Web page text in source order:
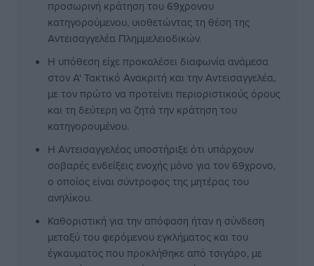
προσωρινή κράτηση του 69χρονου
κατηγορούμενου, υιοθετώντας τη θέση της
Αντεισαγγελέα Πλημμελειοδικών.
Η υπόθεση είχε προκαλέσει διαφωνία ανάμεσα
στον Α' Τακτικό Ανακριτή και την Αντεισαγγελέα,
με τον πρώτο να προτείνει περιοριστικούς όρους
και τη δεύτερη να ζητά την κράτηση του
κατηγορουμένου.
Η Αντεισαγγελέας υποστήριξε ότι υπάρχουν
σοβαρές ενδείξεις ενοχής μόνο για τον 69χρονο,
ο οποίος είναι σύντροφος της μητέρας του
ανηλίκου.
Καθοριστική για την απόφαση ήταν η σύνδεση
μεταξύ του φερόμενου εγκλήματος και του
έγκαυματος που προκλήθηκε από τσιγάρο, με